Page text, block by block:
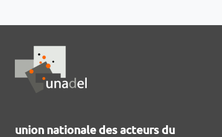
union nationale des acteurs du